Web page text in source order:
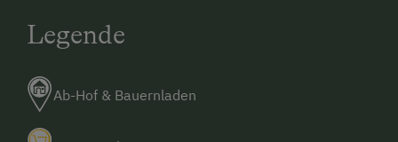
Legende
Ab-Hof & Bauernladen